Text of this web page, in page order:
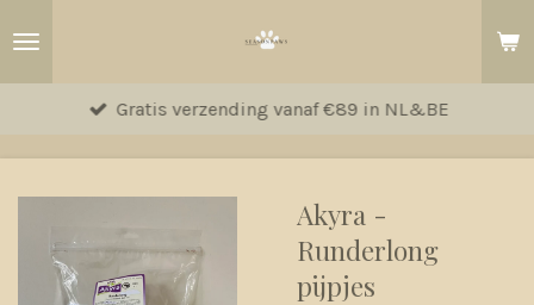
hoofdinhoud
Gratis verzending vanaf €89 in NL&BE
Akyra -
Runderlong
pijpjes